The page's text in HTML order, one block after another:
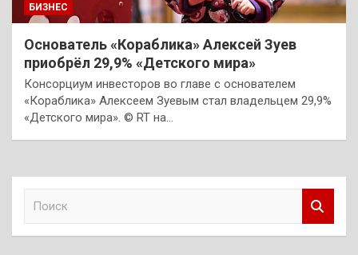
БИЗНЕС
Основатель «Кораблика» Алексей Зуев
приобрёл 29,9% «Детского мира»
Консорциум инвесторов во главе с основателем
«Кораблика» Алексеем Зуевым стал владельцем 29,9%
«Детского мира». © RT на…